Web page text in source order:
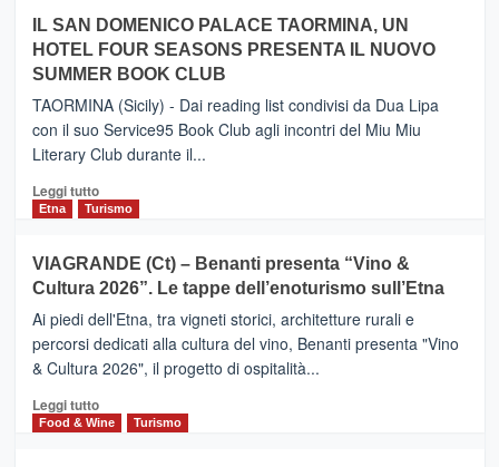
da
Neos
PIEDIMONTE
ETNEO
–
Meta
turistica
privilegiata
secondo
dati
di
Anche
la
Alcantara
nei
primi
nella
classifica
IL SAN DOMENICO PALACE TAORMINA, UN
HOTEL FOUR SEASONS PRESENTA IL NUOVO
SUMMER BOOK CLUB
TAORMINA (Sicily) - Dai reading list condivisi da Dua Lipa
con il suo Service95 Book Club agli incontri del Miu Miu
Literary Club durante il...
Leggi tuttoLeggi
di
IL
SAN
DOMENICO
PALACE
TAORMINA,
UN
HOTEL
FOUR
Etna Turismo
VIAGRANDE (Ct) – Benanti presenta “Vino &
Cultura 2026”. Le tappe dell’enoturismo sull’Etna
Ai piedi dell'Etna, tra vigneti storici, architetture rurali e
percorsi dedicati alla cultura del vino, Benanti presenta "Vino
& Cultura 2026", il progetto di ospitalità...
Leggi tuttoLeggi
di
Food & Wine Turismo